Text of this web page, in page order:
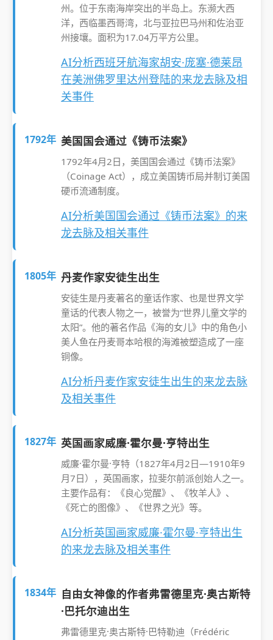
州。位于东南海岸突出的半岛上。东濒大西
洋，西临墨西哥湾，北与亚拉巴马州和佐治亚
州接壤。面积为17.04万平方公里。
AI分析西班牙航海家胡安·庞塞·德莱昂
在美洲佛罗里达州登陆的来龙去脉及相
关事件
1792年 美国国会通过《铸币法案》
1792年4月2日，美国国会通过《铸币法案》
（Coinage Act），成立美国铸币局并制订美国
硬币流通制度。
AI分析美国国会通过《铸币法案》的来
龙去脉及相关事件
1805年 丹麦作家安徒生出生
安徒生是丹麦著名的童话作家、也是世界文学
童话的代表人物之一，被誉为“世界儿童文学的
太阳”。他的著名作品《海的女儿》中的角色小
美人鱼在丹麦哥本哈根的海滩被塑造成了一座
铜像。
AI分析丹麦作家安徒生出生的来龙去脉
及相关事件
1827年 英国画家威廉·霍尔曼·亨特出生
威廉·霍尔曼·亨特（1827年4月2日—1910年9
月7日），英国画家，拉斐尔前派创始人之一。
主要作品有：《良心觉醒》、《牧羊人》、
《死亡的图像》、《世界之光》等。
AI分析英国画家威廉·霍尔曼·亨特出生
的来龙去脉及相关事件
1834年 自由女神像的作者弗雷德里克·奥古斯特
·巴托尔迪出生
弗雷德里克·奥古斯特·巴特勒迪（Frédéric